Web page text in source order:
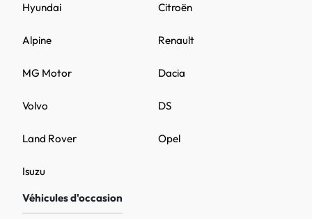
DS
MG Motor
Citroën
Opel
Volvo
Renault
Hyundai
Land Rover
Dacia
Alpine
Isuzu
Véhicules d'occasion